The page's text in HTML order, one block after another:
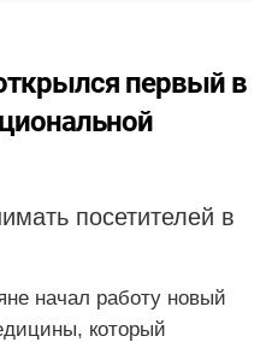
первый в
посетителей в
начал работу новый
который